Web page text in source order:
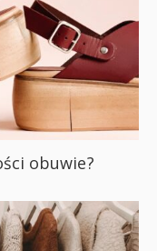
obuwie?